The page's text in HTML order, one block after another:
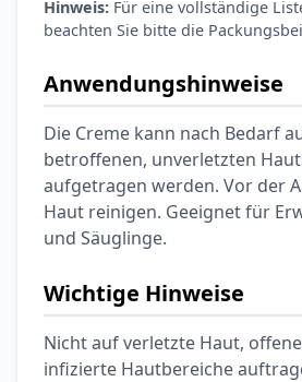
Hinweis: Für eine vollständige
beachten Sie bitte die
Anwendungshinweise
Die Creme kann nach Bedarf
betroffenen, unverletzten
aufgetragen werden. Vor der
Haut reinigen. Geeignet für
und Säuglinge.
Wichtige Hinweise
Nicht auf verletzte Haut,
infizierte Hautbereiche